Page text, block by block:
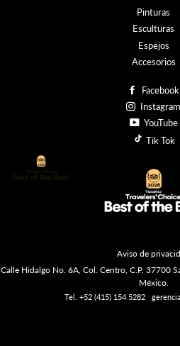
Pinturas
Esculturas
Espejos
Accesorios
Facebook
Instagram
YouTube
Tik Tok
Aviso de
Calle Hidalgo No. 6A, Col. Centro, C.P. 37700
México.
Tel. +52 (415) 154 5282